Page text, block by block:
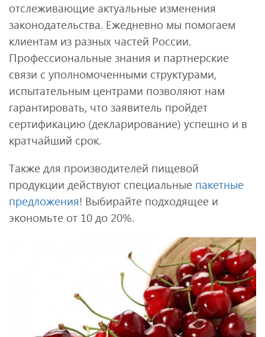
отслеживающие актуальные изменения
законодательства. Ежедневно мы помогаем
клиентам из разных частей России.
Профессиональные знания и партнерские
связи с уполномоченными структурами,
испытательным центрами позволяют нам
гарантировать, что заявитель пройдет
сертификацию (декларирование) успешно и в
кратчайший срок.
Также для производителей пищевой
продукции действуют специальные пакетные
предложения! Выбирайте подходящее и
экономьте от 10 до 20%.